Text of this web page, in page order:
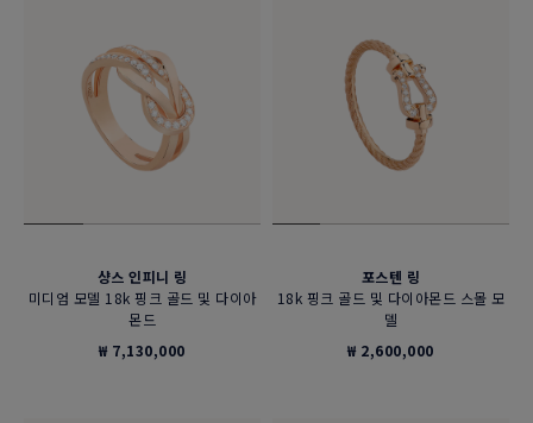
샹스 인피니 링
미디엄 모델 18k 핑크 골드 및 다이아
몬드
₩ 7,130,000
포스텐 링
18k 핑크 골드 및 다이아몬드 스몰 모
델
₩ 2,600,000